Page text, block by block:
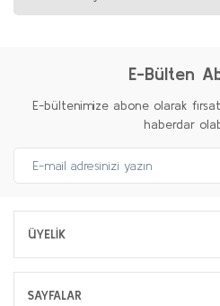
E-Bülten
E-bültenimize abone olarak
haberdar
ÜYELİK
SAYFALAR